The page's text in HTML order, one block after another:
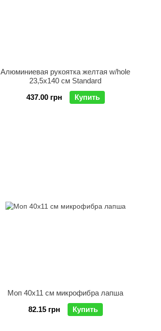
Алюминиевая рукоятка желтая w/hole
23,5х140 см Standard
437.00 грн
Купить
Моп 40х11 см микрофибра лапша
82.15 грн
Купить